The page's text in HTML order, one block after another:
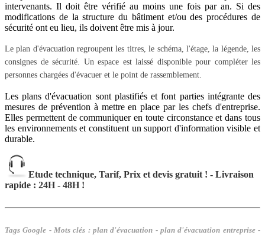
intervenants. Il doit être vérifié au moins une fois par an. Si des
modifications de la structure du bâtiment et/ou des procédures de
sécurité ont eu lieu, ils doivent être mis à jour.
Le plan d'évacuation regroupent les titres, le schéma, l'étage, la légende, les
consignes de sécurité. Un espace est laissé disponible pour compléter les
personnes chargées d'évacuer et le point de rassemblement.
Les plans d'évacuation sont plastifiés et font parties intégrante des
mesures de prévention à mettre en place par les chefs d'entreprise.
Elles permettent de communiquer en toute circonstance et dans tous
les environnements et constituent un support d'information visible et
durable.
Etude technique, Tarif, Prix et devis gratuit ! - Livraison
rapide : 24H - 48H !
Tags Google - Mots clés : plan d'évacuation - plan d'évacuation entreprise -